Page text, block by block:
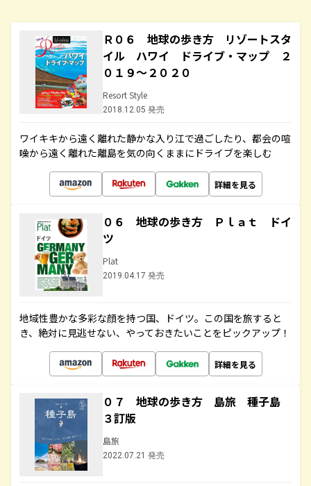
Ｒ０６ 地球の歩き方 リゾートスタ
イル ハワイ ドライブ・マップ ２
０１９～２０２０
Resort Style
2018.12.05 発売
ワイキキから遠く離れた静かな入り江で過ごしたり、都会の喧
噪から遠く離れた離島を気の向くままにドライブを楽しむ
詳細を見る
０６ 地球の歩き方 Ｐｌａｔ ドイ
ツ
Plat
2019.04.17 発売
地域性豊かな多彩な顔を持つ国、ドイツ。この国を旅すると
き、絶対に見逃せない、やっておきたいことをピックアップ！
詳細を見る
０７ 地球の歩き方 島旅 種子島
３訂版
島旅
2022.07.21 発売